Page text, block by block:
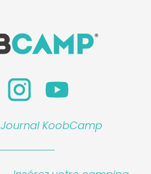
Journal KoobCamp